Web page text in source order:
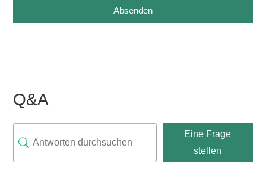
Absenden
Q&A
Eine Frage
stellen